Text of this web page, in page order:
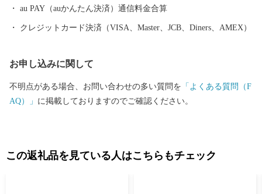
くの人が訪れる大型商業施設や、高速道路と直結した県内有数の
観光施設「河川環境楽園」、リニューアルした国内最大級の航空
園が整備され特徴的な公園も多い街ですが、近年はその公園を活
用した、こだわりのフェス（OUR FAVORITE THINGS）やマル
シェ（マーケット日和）などを開催しています。 当市ふるさと納
非、記念品をチェックして遊びにきて下さい！。 今、当市は「も
au PAY（auかんたん決済）通信料金合算
クレジットカード決済（VISA、Master、JCB、Diners、AMEX）
お申し込みに関して
不明点がある場合、お問い合わせの多い質問を 「よくある質問（F
AQ）」 に掲載しておりますのでご確認ください。
この返礼品を見ている人はこちらもチェック